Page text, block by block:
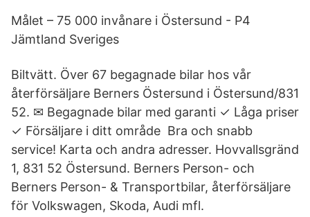
Målet – 75 000 invånare i Östersund - P4
Jämtland Sveriges
Biltvätt. Över 67 begagnade bilar hos vår
återförsäljare Berners Östersund i Östersund/​831
52. ✉ Begagnade bilar med garanti ✓ Låga priser
✓ Försäljare i ditt område Bra och snabb
service! Karta och andra adresser. Hovvallsgränd
1, 831 52 Östersund. Berners Person- och
Berners Person- & Transportbilar, återförsäljare
för Volkswagen, Skoda, Audi mfl.